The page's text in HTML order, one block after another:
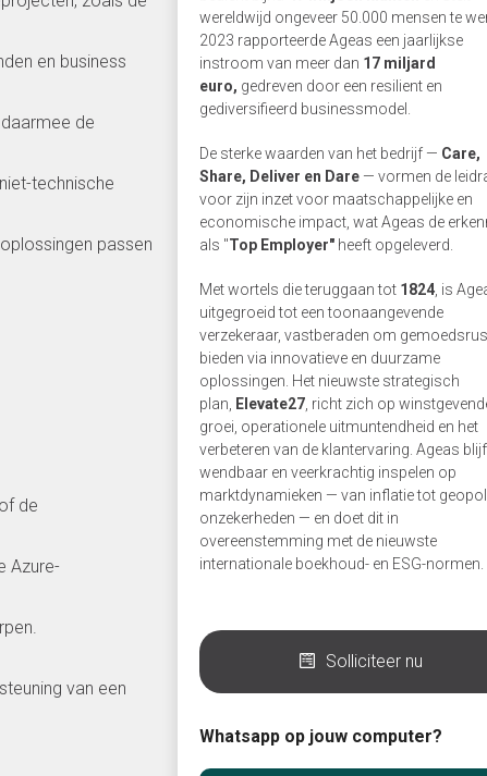
en business
de
technische
passen
de
Azure-
van een
wereldwijd ongeveer 50.000 mensen te
2023 rapporteerde Ageas een jaarlijkse
instroom van meer dan 17 miljard
euro, gedreven door een resilient en
gediversifieerd businessmodel.
De sterke waarden van het bedrijf — Care,
Share, Deliver en Dare — vormen de
voor zijn inzet voor maatschappelijke en
economische impact, wat Ageas de
als "Top Employer" heeft opgeleverd.
Met wortels die teruggaan tot 1824 , is
uitgegroeid tot een toonaangevende
verzekeraar, vastberaden om
bieden via innovatieve en duurzame
oplossingen. Het nieuwste strategisch
plan,
Elevate27 , richt zich op
groei, operationele uitmuntendheid en het
verbeteren van de klantervaring. Ageas
wendbaar en veerkrachtig inspelen op
marktdynamieken — van inflatie tot
onzekerheden — en doet dit in
overeenstemming met de nieuwste
internationale boekhoud- en ESG-normen.
Solliciteer nu
Whatsapp op jouw computer?